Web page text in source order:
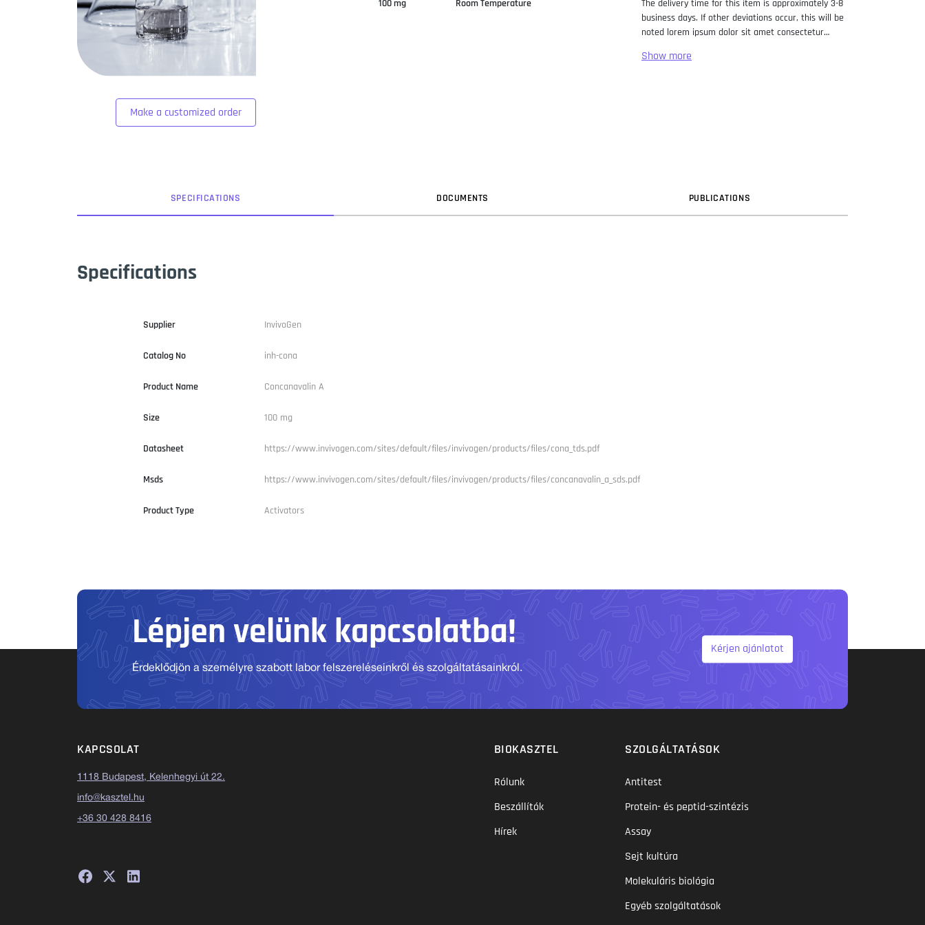
Make a customized order
100 mg Room Temperature
The delivery time for this item is approximately 3-8
business days. If other deviations occur, this will be
noted lorem ipsum dolor sit amet consectetur
standard dummy text ever since the 1500s, when
SPECIFICATIONS DOCUMENTS PUBLICATIONS
Specifications
Supplier InvivoGen
Catalog No inh-cona
Product Name Concanavalin A
Size 100 mg
Datasheet https://www.invivogen.com/sites/default/files/invivogen/products/files/cona_tds.pdf
Msds https://www.invivogen.com/sites/default/files/invivogen/products/files/concanavalin_a_sds.pdf
Product Type Activators
Lépjen velünk kapcsolatba!
Érdeklődjön a személyre szabott labor felszereléseinkről és szolgáltatásainkról.
Kérjen ajánlatot
KAPCSOLAT
1118 Budapest, Kelenhegyi út 22.
info@kasztel.hu
+36 30 428 8416
BIOKASZTEL
Rólunk
Beszállítók
Hírek
SZOLGÁLTATÁSOK
Antitest
Protein- és peptid-szintézis
Assay
Sejt kultúra
Molekuláris biológia
Egyéb szolgáltatások